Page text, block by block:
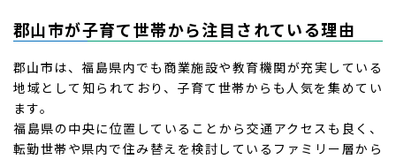
郡山市が子育て世帯から注目されている理由
郡山市は、福島県内でも商業施設や教育機関が充実している
地域として知られており、子育て世帯からも人気を集めてい
ます。
福島県の中央に位置していることから交通アクセスも良く、
転勤世帯や県内で住み替えを検討しているファミリー層から